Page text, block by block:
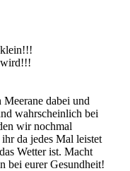
wird!!!
dabei und
wahrscheinlich bei
wir nochmal
da jedes Mal leistet
Wetter ist. Macht
bei eurer Gesundheit!